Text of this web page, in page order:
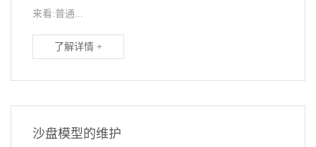
来看:普通...
了解详情 +
沙盘模型的维护